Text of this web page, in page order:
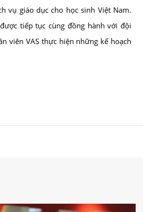
vụ giáo dục cho học sinh Việt Nam.
tiếp tục cùng đồng hành với đội
viên VAS thực hiện những kế hoạch